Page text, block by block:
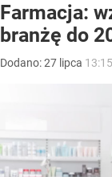
Farmacja:
branżę do
Dodano:27 lipca 13:15